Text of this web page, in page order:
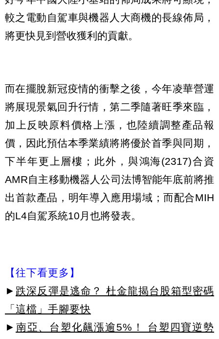
較之電動自駕車與機器人大商機的長線佈局，
將更快見到營收獲利的貢獻。
而在擺脫新冠疫情的衝擊之後，今年凌華營運
將展現景氣回升行情，第二季隨著旺季來臨，
加上反映原料價格上漲，也陸續調整產品報
價，因此預估本季業績將將優於首季與同期，
下半年更上層樓；此外，與鴻海(2317)合資
AMR自主移動機器人公司法博智能年底前將推
出首款產品，明年導入應用場域；而配合MIH
的L4自駕系統10月也將發表。
【往下看更多】
► 跌深反彈是逃命？ 杜金龍揭台股箱型密碼
「這檔」手腳要快
► 南亞、台塑化飆漲逾5%！ 台塑四寶逆勢